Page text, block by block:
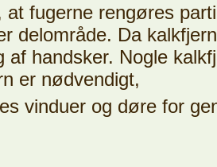
at fugerne rengøres
delområde. Da
af handsker. Nogle
er nødvendigt,
vinduer og døre for